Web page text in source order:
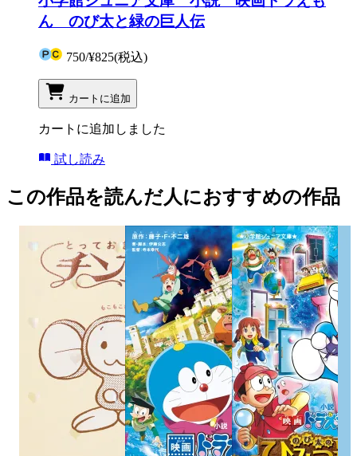
ん のび太と緑の巨人伝
750/¥825(税込)
カートに追加
カートに追加しました
試し読み
この作品を読んだ人におすすめの作品